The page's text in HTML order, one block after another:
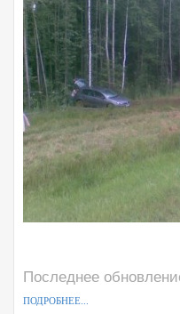
Последнее
ПОДРОБНЕЕ...